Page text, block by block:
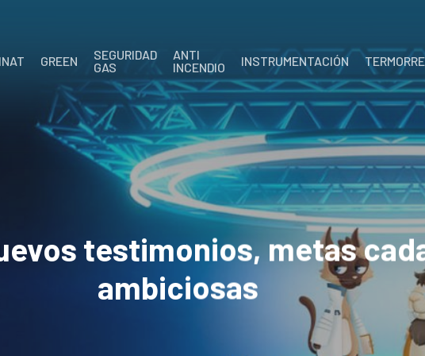
GREEN
SEGURIDAD
GAS
ANTI
INCENDIO
INSTRUMENTACIÓN
testimonios, metas
ambiciosas